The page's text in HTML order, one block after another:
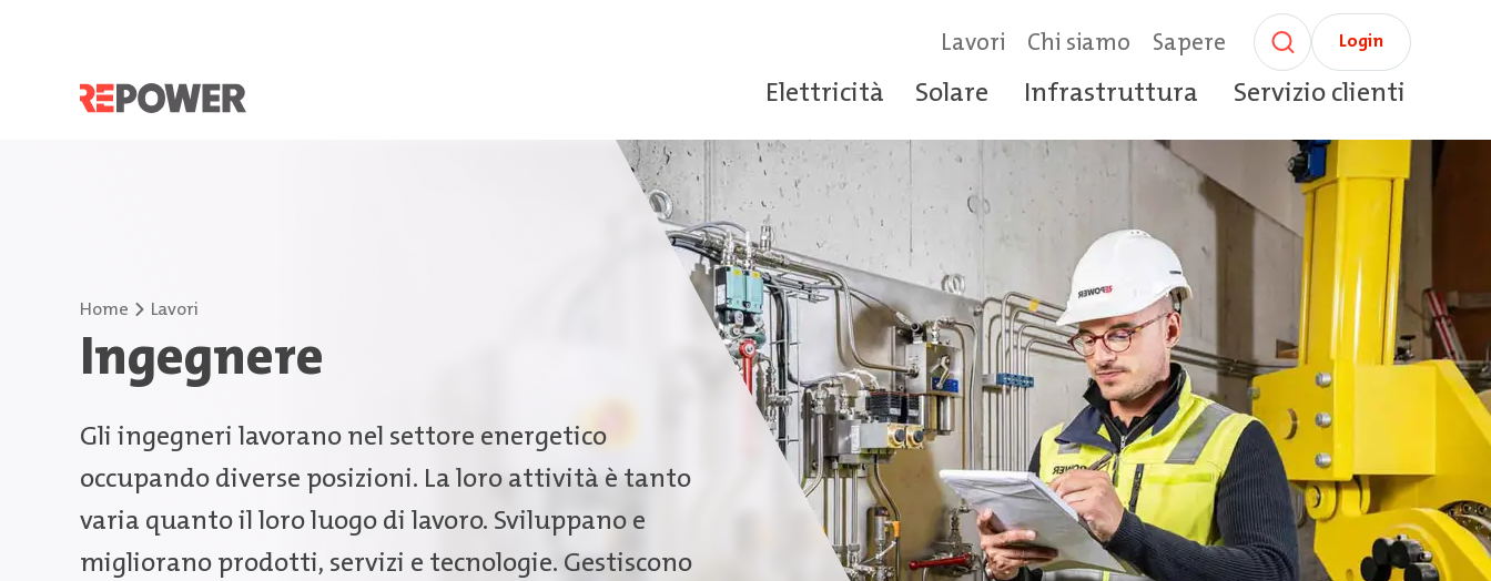
Lavori Chi siamo Sapere Login
Elettricità Solare Infrastruttura Servizio clienti
Home Lavori
Ingegnere
Gli ingegneri lavorano nel settore energetico
occupando diverse posizioni. La loro attività è tanto
varia quanto il loro luogo di lavoro. Sviluppano e
migliorano prodotti, servizi e tecnologie. Gestiscono